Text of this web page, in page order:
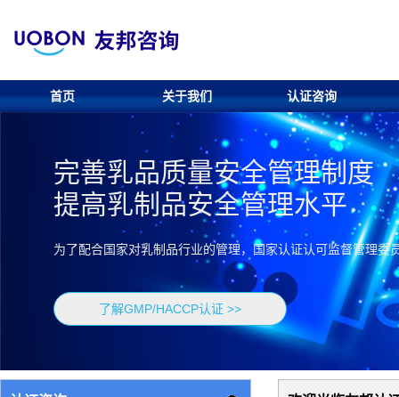
首页 关于我们 认证咨询
完善乳品质量安全管理制度
提高乳制品安全管理水平
为了配合国家对乳制品行业的管理，国家认证认可监督管理委
了解GMP/HACCP认证 >>